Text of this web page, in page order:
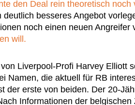
den Deal rein theoretisch noch
deutlich besseres Angebot
noch einen neuen Angreifer
will.
Liverpool-Profi Harvey Elliott
Namen, die aktuell für RB
der erste von beiden. Der 20-
Informationen der belgischen